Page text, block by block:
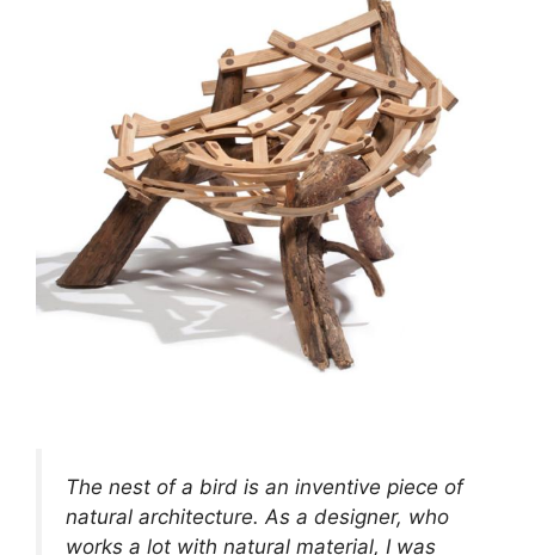
The nest of a bird is an inventive piece of
natural architecture. As a designer, who
works a lot with natural material, I was